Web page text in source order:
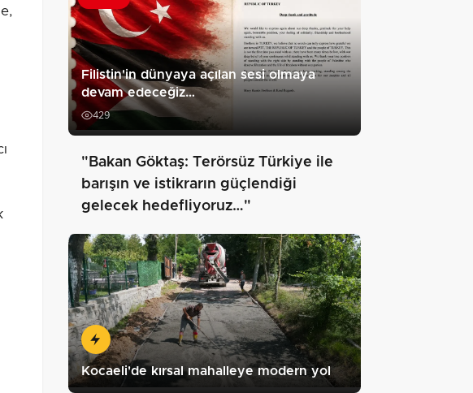
Filistin'in dünyaya açılan sesi olmaya
devam edeceğiz…
429
"Bakan Göktaş: Terörsüz Türkiye ile
barışın ve istikrarın güçlendiği
gelecek hedefliyoruz…"
Kocaeli'de kırsal mahalleye modern yol